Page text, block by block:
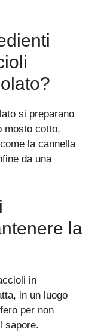
si preparano
mosto cotto,
la cannella
da una
la
in
in un luogo
per non
sapore.